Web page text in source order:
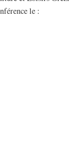
le :